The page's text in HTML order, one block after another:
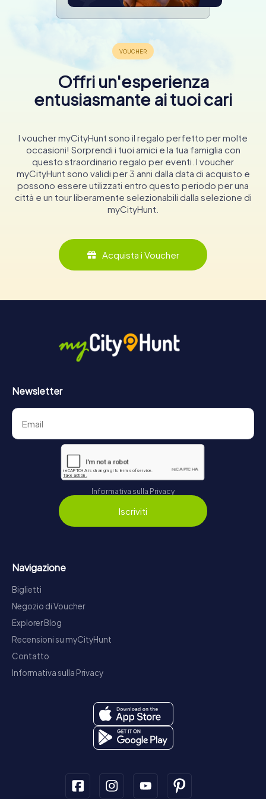
Offri un'esperienza
entusiasmante ai tuoi cari
I voucher myCityHunt sono il regalo perfetto per molte
occasioni! Sorprendi i tuoi amici e la tua famiglia con
questo straordinario regalo per eventi. I voucher
myCityHunt sono validi per 3 anni dalla data di acquisto e
possono essere utilizzati entro questo periodo per una
città e un tour liberamente selezionabili dalla selezione di
myCityHunt.
Acquista i Voucher
Newsletter
Informativa sulla Privacy
Iscriviti
Navigazione
Biglietti
Negozio di Voucher
Explorer Blog
Recensioni su myCityHunt
Contatto
Informativa sulla Privacy